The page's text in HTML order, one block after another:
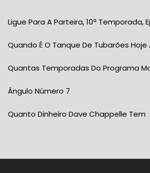
Ligue Para A Parteira, 10ª Temporada,
Quando É O Tanque De Tubarões Hoje
Quantas Temporadas Do Programa
Ângulo Número 7
Quanto Dinheiro Dave Chappelle Tem